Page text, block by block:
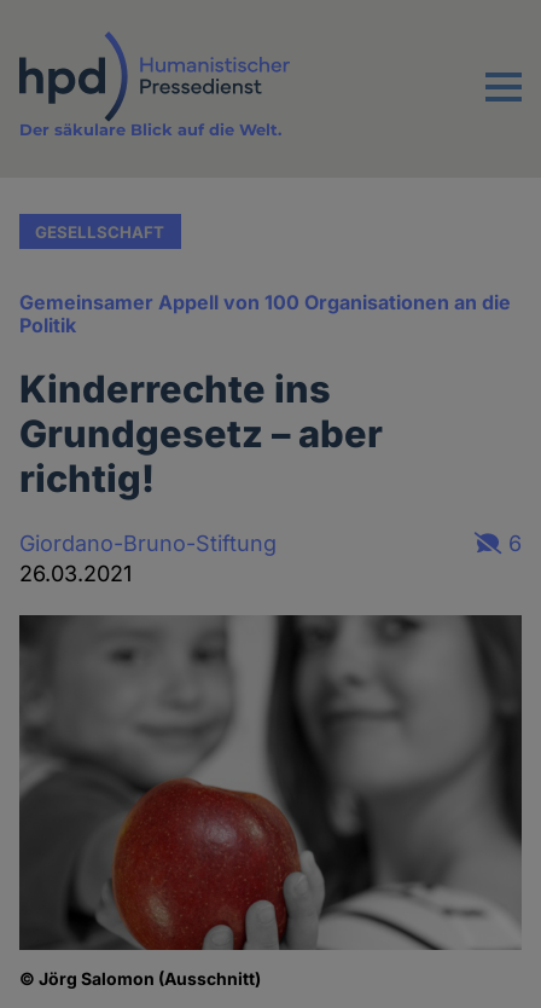
Inhalt
Menu
Der säkulare Blick auf die Welt.
GESELLSCHAFT
Gemeinsamer Appell von 100 Organisationen an die
Politik
Kinderrechte ins
Grundgesetz – aber
richtig!
Giordano-Bruno-Stiftung
26.03.2021
6
© Jörg Salomon (Ausschnitt)